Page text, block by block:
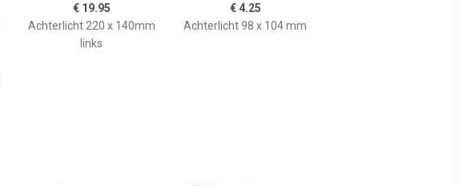
€ 19.95
Achterlicht 220 x 140mm
links
€ 4.25
Achterlicht 98 x 104 mm